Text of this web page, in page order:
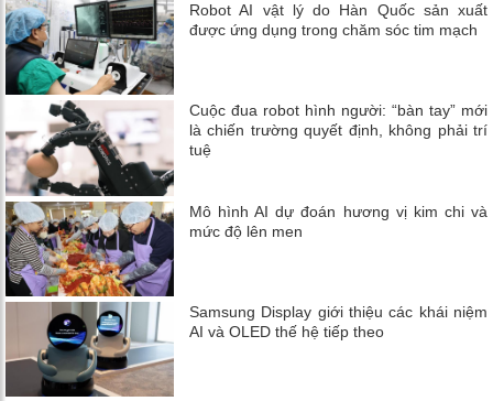
Robot AI vật lý do Hàn Quốc sản xuất
được ứng dụng trong chăm sóc tim mạch
Cuộc đua robot hình người: “bàn tay” mới
là chiến trường quyết định, không phải trí
tuệ
Mô hình AI dự đoán hương vị kim chi và
mức độ lên men
Samsung Display giới thiệu các khái niệm
AI và OLED thế hệ tiếp theo